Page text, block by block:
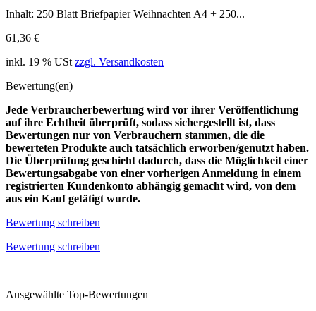
Inhalt: 250 Blatt Briefpapier Weihnachten A4 + 250...
61,36 €
inkl. 19 % USt zzgl. Versandkosten
Bewertung(en)
Jede Verbraucherbewertung wird vor ihrer Veröffentlichung
auf ihre Echtheit überprüft, sodass sichergestellt ist, dass
Bewertungen nur von Verbrauchern stammen, die die
bewerteten Produkte auch tatsächlich erworben/genutzt haben.
Die Überprüfung geschieht dadurch, dass die Möglichkeit einer
Bewertungsabgabe von einer vorherigen Anmeldung in einem
registrierten Kundenkonto abhängig gemacht wird, von dem
aus ein Kauf getätigt wurde.
Bewertung schreiben
Bewertung schreiben
Ausgewählte Top-Bewertungen